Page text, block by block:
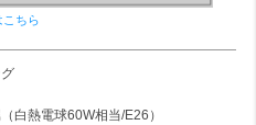
こちら
白熱電球60W相当/E26）